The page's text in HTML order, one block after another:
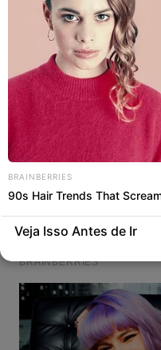
BRAINBERRIES
90s Hair Trends That
Veja Isso Antes de Ir